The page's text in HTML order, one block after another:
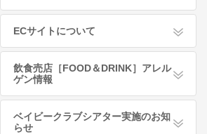
ECサイトについて
飲食売店［FOOD＆DRINK］アレル
ゲン情報
ベイビークラブシアター実施のお知
らせ